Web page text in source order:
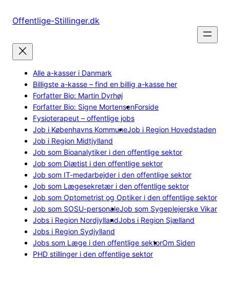
Offentlige-Stillinger.dk
Alle a-kasser i Danmark
Billigste a-kasse – find en billig a-kasse her
Forfatter Bio: Martin Dyrhøj
Forfatter Bio: Signe MortensenForside
Fysioterapeut – offentlige jobs
Job i Københavns KommuneJob i Region Hovedstaden
Job i Region Midtjylland
Job som Bioanalytiker i den offentlige sektor
Job som Diætist i den offentlige sektor
Job som IT-medarbejder i den offentlige sektor
Job som Lægesekretær i den offentlige sektor
Job som Optometrist og Optiker i den offentlige sektor
Job som SOSU-personaleJob som Sygeplejerske Vikar
Jobs i Region NordjyllandJobs i Region Sjælland
Jobs i Region Sydjylland
Jobs som Læge i den offentlige sektorOm Siden
PHD stillinger i den offentlige sektor